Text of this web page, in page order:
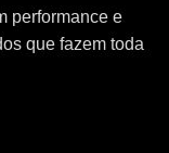
performance e
que fazem toda